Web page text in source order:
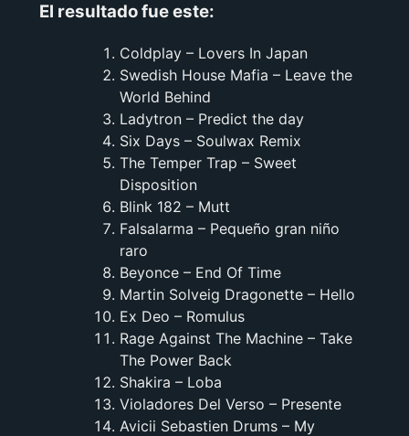
El resultado fue este:
Coldplay – Lovers In Japan
Swedish House Mafia – Leave the
World Behind
Ladytron – Predict the day
Six Days – Soulwax Remix
The Temper Trap – Sweet
Disposition
Blink 182 – Mutt
Falsalarma – Pequeño gran niño
raro
Beyonce – End Of Time
Martin Solveig Dragonette – Hello
Ex Deo – Romulus
Rage Against The Machine – Take
The Power Back
Shakira – Loba
Violadores Del Verso – Presente
Avicii Sebastien Drums – My